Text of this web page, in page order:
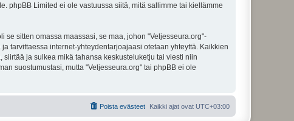
phpBB Limited ei ole vastuussa siitä, mitä sallimme tai kiellämme
sitten omassa maassasi, se maa, johon "Veljesseura.org"-
tarvittaessa internet-yhteydentarjoajaasi otetaan yhteyttä. Kaikkien
ja sulkea mikä tahansa keskusteluketju tai viesti niin
suostumustasi, mutta "Veljesseura.org" tai phpBB ei ole
Kaikki ajat ovat UTC+03:00
Poista evästeet